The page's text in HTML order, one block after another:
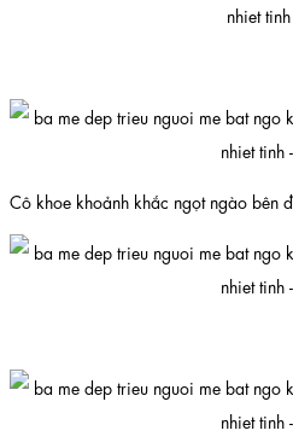
Cô khoe khoảnh khắc ngọt ngào bên